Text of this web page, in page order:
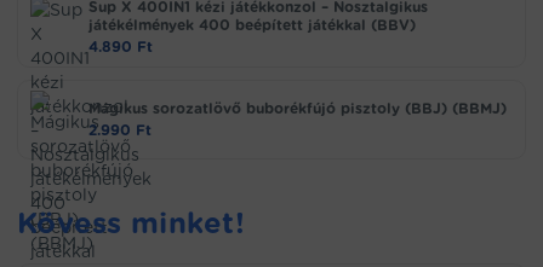
Sup X 400IN1 kézi játékkonzol – Nosztalgikus
játékélmények 400 beépített játékkal (BBV)
4.890 Ft
Mágikus sorozatlövő buborékfújó pisztoly (BBJ) (BBMJ)
2.990 Ft
Kövess minket!